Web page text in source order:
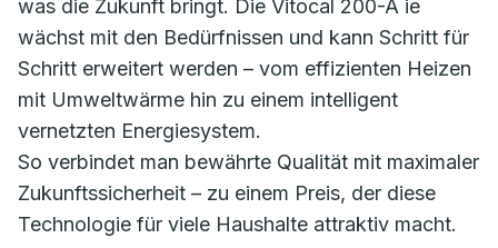
was die Zukunft bringt. Die Vitocal 200-A ie
wächst mit den Bedürfnissen und kann Schritt für
Schritt erweitert werden – vom effizienten Heizen
mit Umweltwärme hin zu einem intelligent
vernetzten Energiesystem.
So verbindet man bewährte Qualität mit maximaler
Zukunftssicherheit – zu einem Preis, der diese
Technologie für viele Haushalte attraktiv macht.